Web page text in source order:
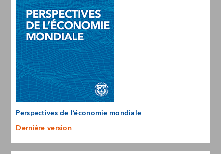
Perspectives de l’économie mondiale
Dernière version